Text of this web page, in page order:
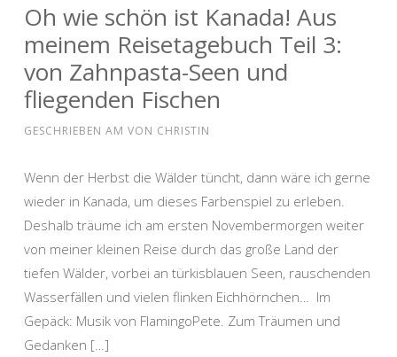
Oh wie schön ist Kanada! Aus
meinem Reisetagebuch Teil 3:
von Zahnpasta-Seen und
fliegenden Fischen
GESCHRIEBEN AM VON CHRISTIN
Wenn der Herbst die Wälder tüncht, dann wäre ich gerne
wieder in Kanada, um dieses Farbenspiel zu erleben.
Deshalb träume ich am ersten Novembermorgen weiter
von meiner kleinen Reise durch das große Land der
tiefen Wälder, vorbei an türkisblauen Seen, rauschenden
Wasserfällen und vielen flinken Eichhörnchen… Im
Gepäck: Musik von FlamingoPete. Zum Träumen und
Gedanken […]